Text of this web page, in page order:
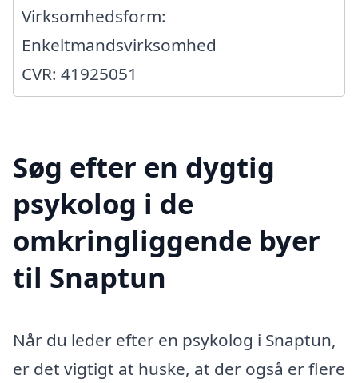
Virksomhedsform:
Enkeltmandsvirksomhed
CVR: 41925051
Søg efter en dygtig
psykolog i de
omkringliggende byer
til Snaptun
Når du leder efter en psykolog i Snaptun,
er det vigtigt at huske, at der også er flere